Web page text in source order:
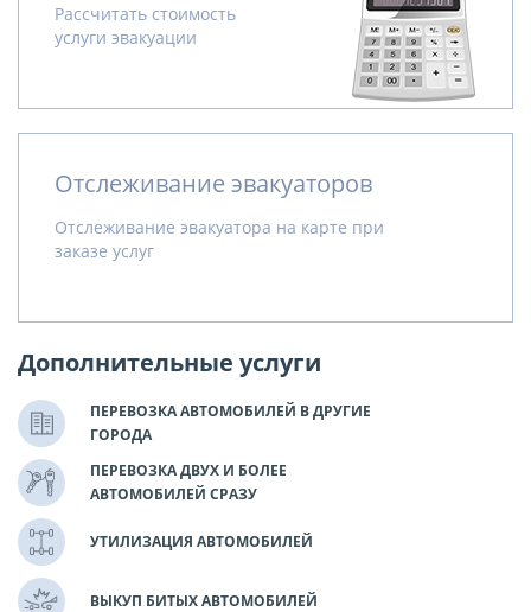
Рассчитать стоимость
услуги эвакуации
Отслеживание эвакуаторов
Отслеживание эвакуатора на карте при
заказе услуг
Дополнительные услуги
ПЕРЕВОЗКА АВТОМОБИЛЕЙ В ДРУГИЕ
ГОРОДА
ПЕРЕВОЗКА ДВУХ И БОЛЕЕ
АВТОМОБИЛЕЙ СРАЗУ
УТИЛИЗАЦИЯ АВТОМОБИЛЕЙ
ВЫКУП БИТЫХ АВТОМОБИЛЕЙ